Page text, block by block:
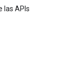
las APIs